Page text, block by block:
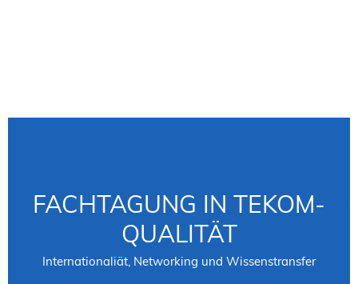
FACHTAGUNG IN TEKOM-
QUALITÄT
Internationaliät, Networking und Wissenstransfer